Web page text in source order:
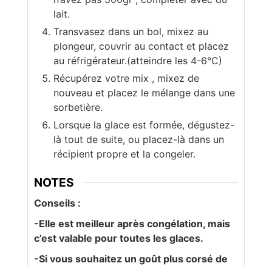
lait.
Transvasez dans un bol, mixez au
plongeur, couvrir au contact et placez
au réfrigérateur.(atteindre les 4-6°C)
Récupérez votre mix , mixez de
nouveau et placez le mélange dans une
sorbetière.
Lorsque la glace est formée, dégustez-
là tout de suite, ou placez-là dans un
récipient propre et la congeler.
NOTES
Conseils :
-Elle est meilleur après congélation, mais
c’est valable pour toutes les glaces.
-Si vous souhaitez un goût plus corsé de